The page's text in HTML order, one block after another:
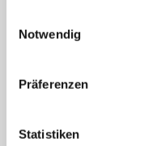
Notwendig
Präferenzen
Statistiken
Klinik für Innere
Klinik für
Klinik für
Gefäß- und